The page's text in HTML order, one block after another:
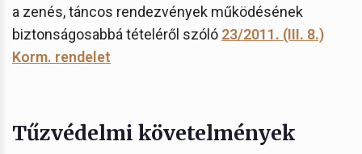
a zenés, táncos rendezvények működésének
biztonságosabbá tételéről szóló 23/2011. (III. 8.)
Korm. rendelet
Tűzvédelmi követelmények